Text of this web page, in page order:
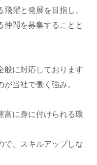
躍と発展を目指し、
仲間を募集することと
般に対応しております
当社で働く強み。
富に身に付けられる環
で、スキルアップしな